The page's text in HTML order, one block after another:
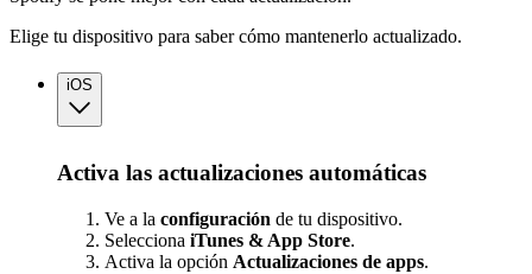
Elige tu dispositivo para saber cómo mantenerlo actualizado.
iOS
Activa las actualizaciones automáticas
Ve a la configuración de tu dispositivo.
Selecciona iTunes & App Store.
Activa la opción Actualizaciones de apps.